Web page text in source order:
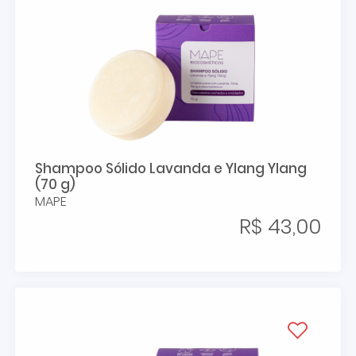
Shampoo Sólido Lavanda e Ylang Ylang
(70 g)
MAPE
R$ 43,00